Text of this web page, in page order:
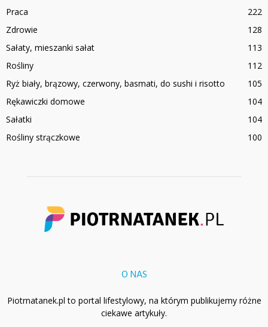
Praca
222
Zdrowie
128
Sałaty, mieszanki sałat
113
Rośliny
112
Ryż biały, brązowy, czerwony, basmati, do sushi i risotto
105
Rękawiczki domowe
104
Sałatki
104
Rośliny strączkowe
100
O NAS
Piotrnatanek.pl to portal lifestylowy, na którym publikujemy różne
ciekawe artykuły.